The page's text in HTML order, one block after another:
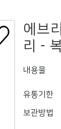
에브
리 -
내용물
유통기한
보관방법